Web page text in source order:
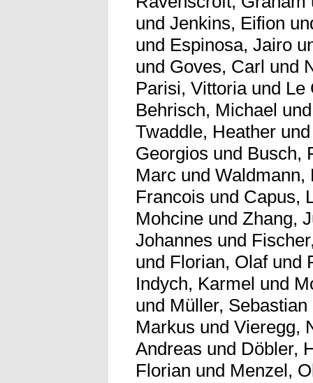
undJenkins, Eifion
und Espinosa, Jairo
und Goves, Carl und
Parisi, Vittoriaund Le
Behrisch, Michael
Twaddle, Heather
Georgios und Busch,
Marc undWaldmann,
Francois und Capus,
Mohcine undZhang,
Johannes und
und Florian, Olafund
Indych, Karmel und
und Müller, Sebastian
Markus undVieregg,
Andreas und Döbler,
Florian und Menzel,